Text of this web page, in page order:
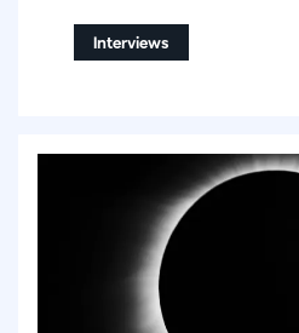
Interviews